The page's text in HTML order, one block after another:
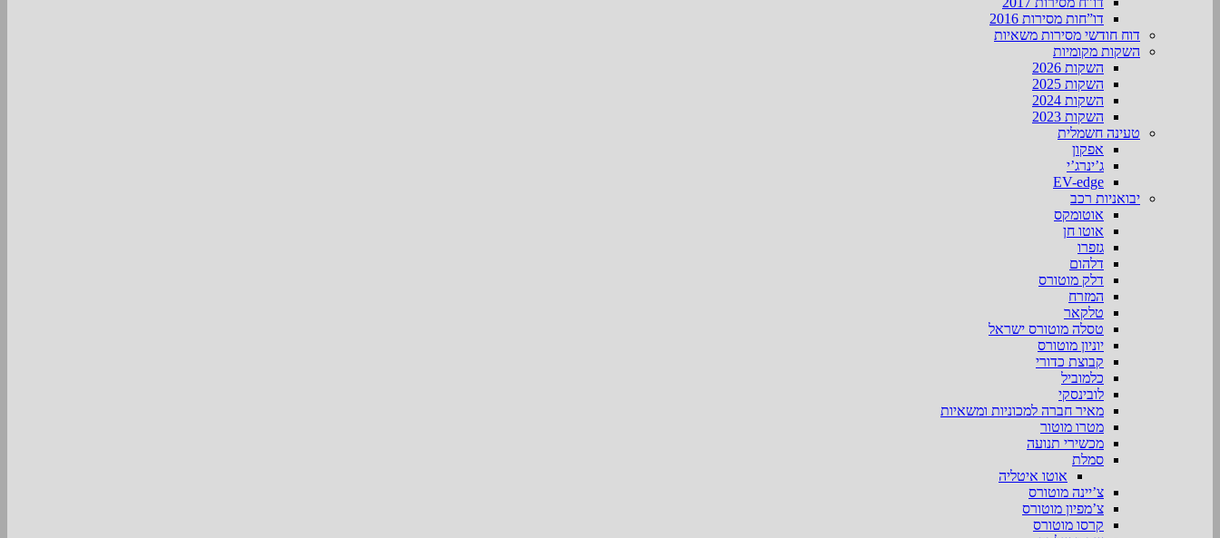
דו”חות מסירות 2016
דוח חודשי מסירות משאיות
השקות מקומיות
השקות 2026
השקות 2025
השקות 2024
השקות 2023
טעינה חשמלית
אפקון
ג’ינרג’י
EV-edge
יבואניות רכב
אוטומקס
אוטו חן
גזפרו
דלהום
דלק מוטורס
המזרח
טלקאר
טסלה מוטורס ישראל
יוניון מוטורס
קבוצת כדורי
כלמוביל
לובינסקי
מאיר חברה למכוניות ומשאיות
מטרו מוטור
מכשירי תנועה
סמלת
אוטו איטליה
צ’יינה מוטורס
צ’מפיון מוטורס
קרסו מוטורס